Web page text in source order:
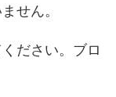
せん。
ださい。ブロ